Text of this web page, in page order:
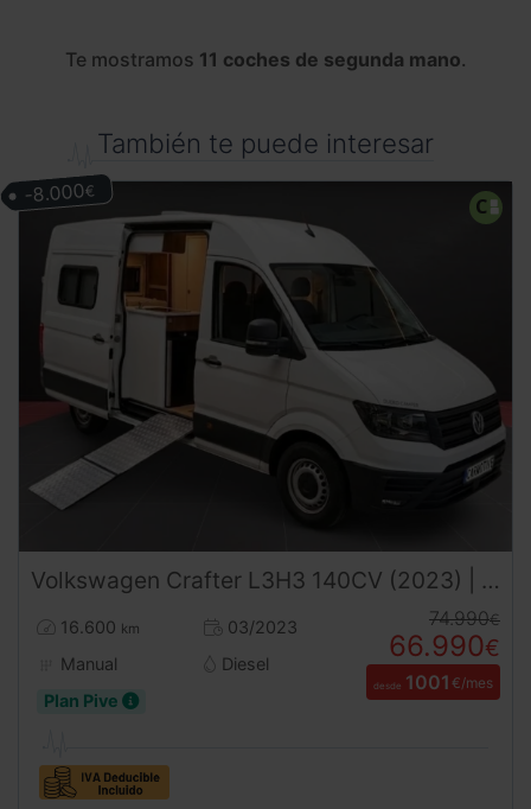
Te mostramos 11 coches de segunda mano.
También te puede interesar
Volkswagen Crafter L3H3 140CV (2023) | 4 Plazas | Con Baño Interior | Paneles Solares | Adicional Adaptada con Rampa PMR (Minusvalidos)
16.600 km
03/2023
Manual
Diesel
Plan Pive
74.990€
66.990€
desde 1001 €/mes
-8.000€